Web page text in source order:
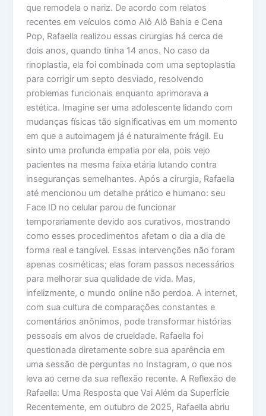
que remodela o nariz. De acordo com relatos
recentes em veículos como Alô Alô Bahia e Cena
Pop, Rafaella realizou essas cirurgias há cerca de
dois anos, quando tinha 14 anos. No caso da
rinoplastia, ela foi combinada com uma septoplastia
para corrigir um septo desviado, resolvendo
problemas funcionais enquanto aprimorava a
estética. Imagine ser uma adolescente lidando com
mudanças físicas tão significativas em um momento
em que a autoimagem já é naturalmente frágil. Eu
sinto uma profunda empatia por ela, pois vejo
pacientes na mesma faixa etária lutando contra
inseguranças semelhantes. Após a cirurgia, Rafaella
até mencionou um detalhe prático e humano: seu
Face ID no celular parou de funcionar
temporariamente devido aos curativos, mostrando
como esses procedimentos afetam o dia a dia de
forma real e tangível. Essas intervenções não foram
apenas cosméticas; elas foram passos necessários
para melhorar sua qualidade de vida. Mas,
infelizmente, o mundo online não perdoa. A internet,
com sua cultura de comparações constantes e
comentários anônimos, pode transformar histórias
pessoais em alvos de crueldade. Rafaella foi
questionada diretamente sobre sua aparência em
uma sessão de perguntas no Instagram, o que nos
leva ao cerne da sua reflexão recente. A Reflexão de
Rafaella: Uma Resposta que Vai Além da Superfície
Recentemente, em outubro de 2025, Rafaella abriu